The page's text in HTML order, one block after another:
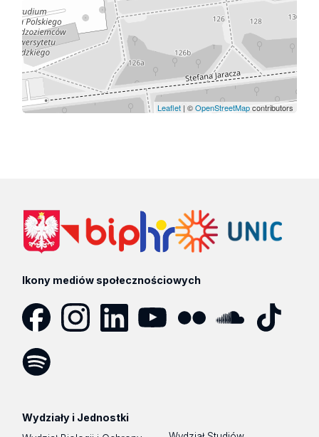
Leaflet| ©OpenStreetMapcontributors
Ikony mediów społecznościowych
Wydziały i Jednostki